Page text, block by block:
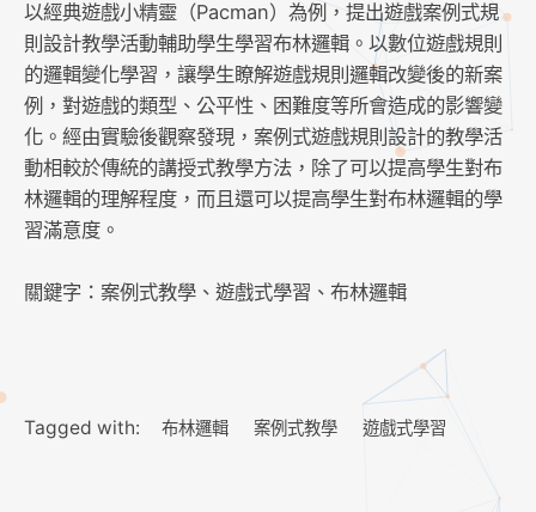
以經典遊戲小精靈（Pacman）為例，提出遊戲案例式規
則設計教學活動輔助學生學習布林邏輯。以數位遊戲規則
的邏輯變化學習，讓學生瞭解遊戲規則邏輯改變後的新案
例，對遊戲的類型、公平性、困難度等所會造成的影響變
化。經由實驗後觀察發現，案例式遊戲規則設計的教學活
動相較於傳統的講授式教學方法，除了可以提高學生對布
林邏輯的理解程度，而且還可以提高學生對布林邏輯的學
習滿意度。
關鍵字：案例式教學、遊戲式學習、布林邏輯
Tagged with: 布林邏輯 案例式教學 遊戲式學習